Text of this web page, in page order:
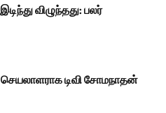
விழுந்தது: பலர்
டிவி சோமநாதன்